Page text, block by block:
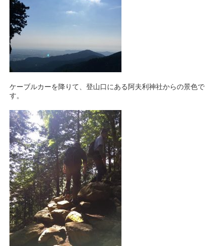
ケーブルカーを降りて、登山口にある阿夫利神社からの景色で
す。